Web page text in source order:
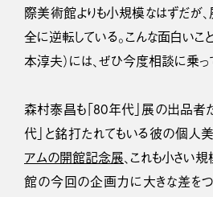
際美術館よりも小規模なはずだが
全に逆転している。こんな面白いこ
本淳夫）には、ぜひ今度相談に乗
森村泰昌も「80年代」展の出品者
代」と銘打たれてもいる彼の個人
アムの開館記念展、これも小さい
館の今回の企画力に大きな差を